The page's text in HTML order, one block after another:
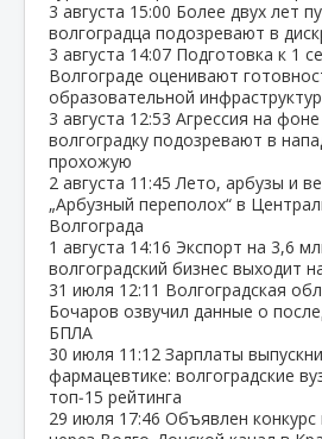
3 августа 15:00 Более двух лет
волгоградца подозревают в
3 августа 14:07 Подготовка к 1
Волгограде оценивают
образовательной
3 августа 12:53 Агрессия на
волгоградку подозревают в
прохожую
2 августа 11:45 Лето, арбузы и
„Арбузный переполох“ в
Волгограда
1 августа 14:16 Экспорт на 3,6
волгоградский бизнес выходит
31 июля 12:11 Волгоградская
Бочаров озвучил данные о
БПЛА
30 июля 11:12 Зарплаты
фармацевтике: волгоградские
топ‑15 рейтинга
29 июля 17:46 Объявлен